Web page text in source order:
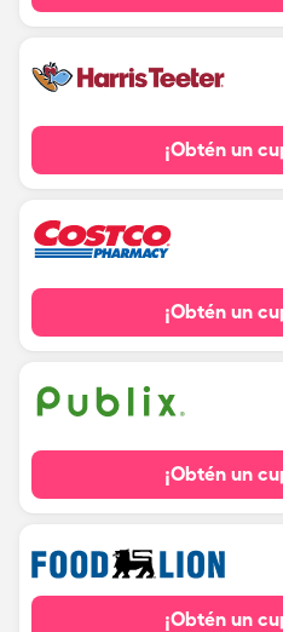
¡Obtén un
¡Obtén un
¡Obtén un
¡Obtén un